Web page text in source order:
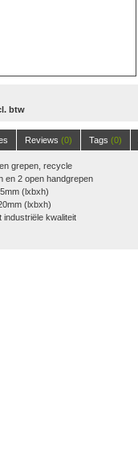
btw
Reviews (0) Tags (0)
grepen, recycle
en 2 open handgrepen
(lxbxh)
(lxbxh)
industriële kwaliteit